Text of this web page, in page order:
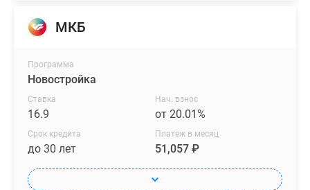
МКБ
Программа
Новостройка
Ставка
16.9
Нач. взнос
от 20.01%
Срок кредита
до 30 лет
Платеж в месяц
51,057 ₽